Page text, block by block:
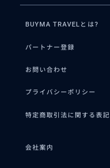
BUYMA TRAVELとは?
パートナー登録
お問い合わせ
プライバシーポリシー
特定商取引法に関する表記
会社案内